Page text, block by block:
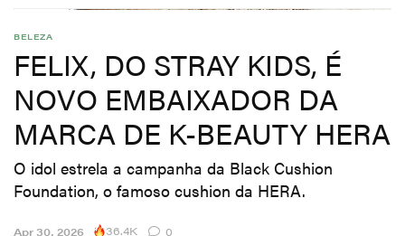
BELEZA
FELIX, DO STRAY KIDS, É
NOVO EMBAIXADOR DA
MARCA DE K-BEAUTY HERA
O idol estrela a campanha da Black Cushion
Foundation, o famoso cushion da HERA.
Apr 30, 2026 36.4K 0